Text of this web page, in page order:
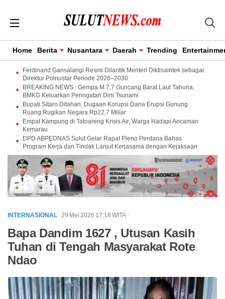
Home Berita Nusantara Daerah Trending
Ferdinand Gansalangi Resmi Dilantik Menteri Diktisaintek sebagai
Direktur Polnustar Periode 2026–2030
BREAKING NEWS : Gempa M 7,7 Guncang Barat Laut Tahuna,
BMKG Keluarkan Peringatan Dini Tsunami
Bupati Sitaro Ditahan, Dugaan Korupsi Dana Erupsi Gunung
Ruang Rugikan Negara Rp22,7 Miliar
Empat Kampung di Tatoareng Krisis Air, Warga Hadapi Ancaman
Kemarau
DPD ABPEDNAS Sulut Gelar Rapat Pleno Perdana Bahas
Program Kerja dan Tindak Lanjut Kerjasama dengan Kejaksaan
INTERNASIONAL · 29 Mei 2026 17:18 WITA ·
Bapa Dandim 1627 , Utusan Kasih
Tuhan di Tengah Masyarakat Rote
Ndao